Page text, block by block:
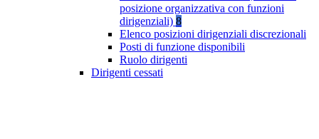
posizione organizzativa con funzioni
dirigenziali) 8
Elenco posizioni dirigenziali discrezionali
Posti di funzione disponibili
Ruolo dirigenti
Dirigenti cessati